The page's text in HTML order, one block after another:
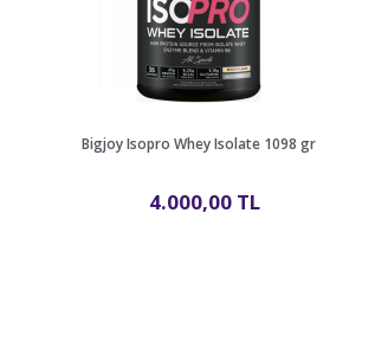
Bigjoy Isopro Whey Isolate 1098 gr
4.000,00 TL